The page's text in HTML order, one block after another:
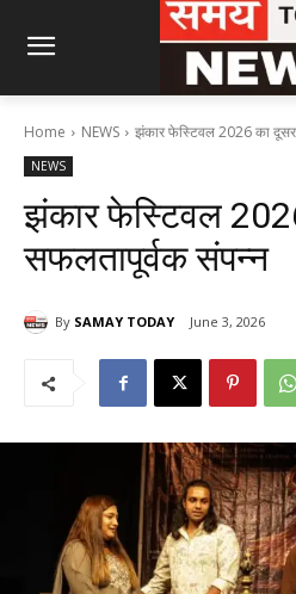
Home NEWS झंकार फेस्टिवल 2026 का
NEWS
झंकार फेस्टिवल
सफलतापूर्वक संपन्न
By SAMAY TODAY June 3, 2026